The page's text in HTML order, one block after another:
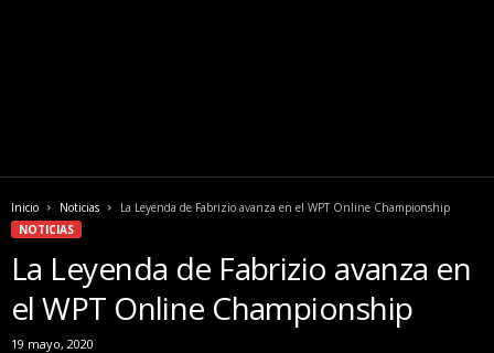
t
Inicio Noticias
La Leyenda de Fabrizio avanza en el WPT Online Championship
NOTICIAS
La Leyenda de Fabrizio avanza en
el WPT Online Championship
19 mayo, 2020